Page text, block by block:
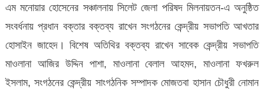
এম মনোয়ার হোসেনের সঞ্চালনায় সিলেট জেলা পরিষদ মিলনায়তন-এ অনুষ্ঠিত
সংবর্ধনায় প্রধান বক্তার বক্তব্য রাখেন সংগঠনের কেন্দ্রীয় সভাপতি আখতার
হোসাইন জাহেদ। বিশেষ অতিথির বক্তব্য রাখেন সাবেক কেন্দ্রীয় সভাপতি
মাওলানা আজির উদ্দিন পাশা, মাওলানা বেলাল আহমদ, মাওলানা ফখরুল
ইসলাম, সংগঠনের কেন্দ্রীয় সাংগঠনিক সম্পাদক মোজতবা হাসান চৌধুরী নোমান